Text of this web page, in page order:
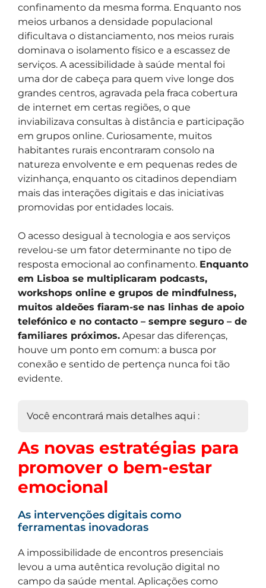
confinamento da mesma forma. Enquanto nos
meios urbanos a densidade populacional
dificultava o distanciamento, nos meios rurais
dominava o isolamento físico e a escassez de
serviços. A acessibilidade à saúde mental foi
uma dor de cabeça para quem vive longe dos
grandes centros, agravada pela fraca cobertura
de internet em certas regiões, o que
inviabilizava consultas à distância e participação
em grupos online. Curiosamente, muitos
habitantes rurais encontraram consolo na
natureza envolvente e em pequenas redes de
vizinhança, enquanto os citadinos dependiam
mais das interações digitais e das iniciativas
promovidas por entidades locais.
O acesso desigual à tecnologia e aos serviços
revelou-se um fator determinante no tipo de
resposta emocional ao confinamento. Enquanto
em Lisboa se multiplicaram podcasts,
workshops online e grupos de mindfulness,
muitos aldeões fiaram-se nas linhas de apoio
telefónico e no contacto – sempre seguro – de
familiares próximos. Apesar das diferenças,
houve um ponto em comum: a busca por
conexão e sentido de pertença nunca foi tão
evidente.
Você encontrará mais detalhes aqui :
As novas estratégias para
promover o bem-estar
emocional
As intervenções digitais como
ferramentas inovadoras
A impossibilidade de encontros presenciais
levou a uma autêntica revolução digital no
campo da saúde mental. Aplicações como